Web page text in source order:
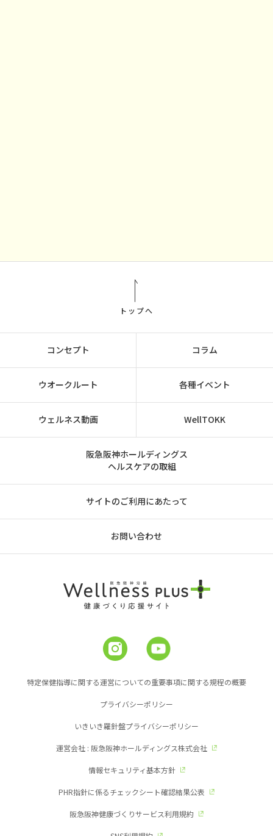
トップへ
コンセプト コラム
ウオークルート 各種イベント
ウェルネス動画 WellTOKK
阪急阪神ホールディングス
ヘルスケアの取組
サイトのご利用にあたって
お問い合わせ
特定保健指導に関する運営についての重要事項に関する規程の概要
プライバシーポリシー
いきいき羅針盤プライバシーポリシー
運営会社 : 阪急阪神ホールディングス株式会社
情報セキュリティ基本方針
PHR指針に係るチェックシート確認結果公表
阪急阪神健康づくりサービス利用規約